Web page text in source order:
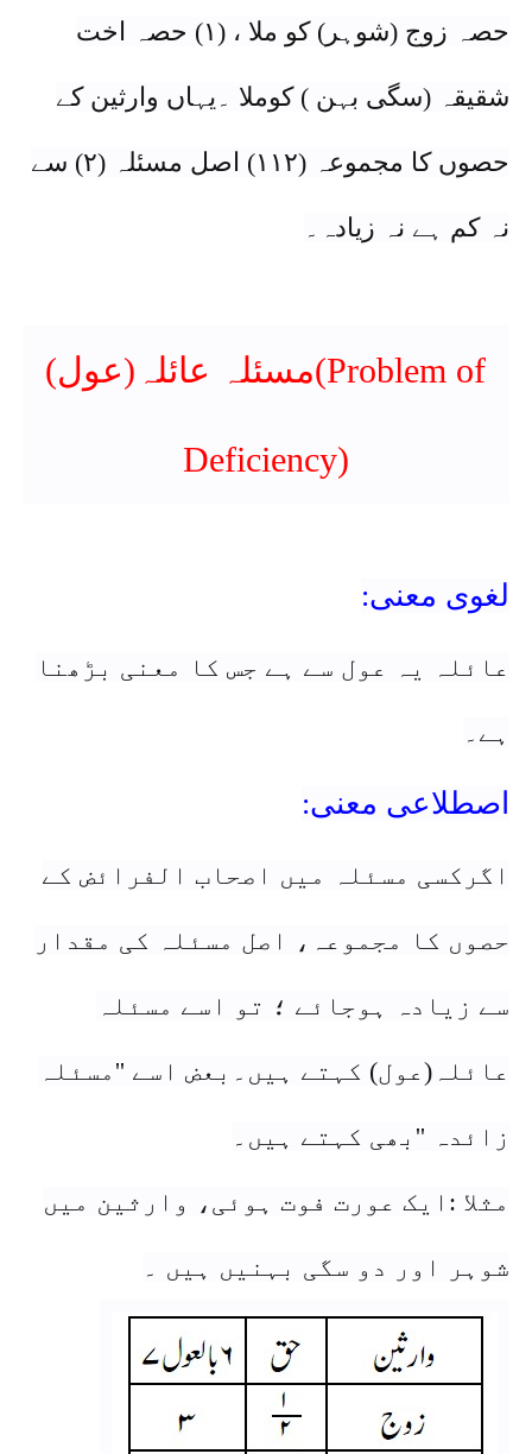
حصہ زوج (شوہر) کو ملا ، (١) حصہ اخت
شقیقہ (سگی بہن ) کوملا ۔یہاں وارثین کے
حصوں کا مجموعہ (١١٢) اصل مسئلہ (٢) سے
نہ کم ہے نہ زیادہ۔
مسئلہ عائلہ(عول)(Problem of
Deficiency)
لغوی معنی:
عائلہ یہ عول سے ہے جس کا معنی بڑھنا
ہے۔
اصطلاعی معنی:
اگرکسی مسئلہ میں اصحاب الفرائض کے
حصوں کا مجموعہ، اصل مسئلہ کی مقدار
سے زیادہ ہوجائے ؛ تو اسے مسئلہ
عائلہ(عول) کہتے ہیں۔بعض اسے ''مسئلہ
زائدہ ''بھی کہتے ہیں۔
مثلا :ایک عورت فوت ہوئی، وارثین میں
شوہر اور دو سگی بہنیں ہیں ۔